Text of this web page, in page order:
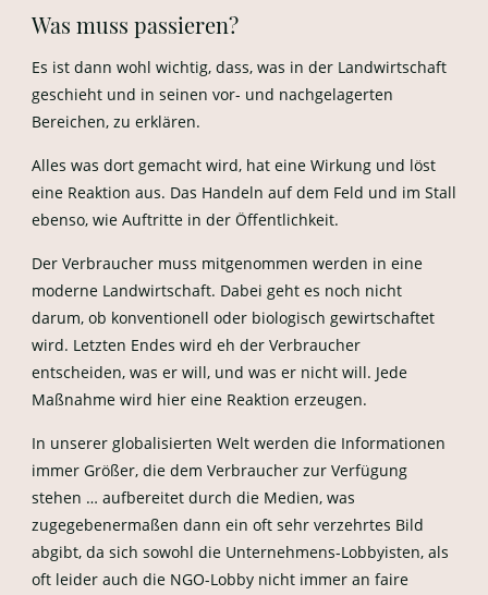
Was muss passieren?
Es ist dann wohl wichtig, dass, was in der Landwirtschaft
geschieht und in seinen vor- und nachgelagerten
Bereichen, zu erklären.
Alles was dort gemacht wird, hat eine Wirkung und löst
eine Reaktion aus. Das Handeln auf dem Feld und im Stall
ebenso, wie Auftritte in der Öffentlichkeit.
Der Verbraucher muss mitgenommen werden in eine
moderne Landwirtschaft. Dabei geht es noch nicht
darum, ob konventionell oder biologisch gewirtschaftet
wird. Letzten Endes wird eh der Verbraucher
entscheiden, was er will, und was er nicht will. Jede
Maßnahme wird hier eine Reaktion erzeugen.
In unserer globalisierten Welt werden die Informationen
immer Größer, die dem Verbraucher zur Verfügung
stehen … aufbereitet durch die Medien, was
zugegebenermaßen dann ein oft sehr verzehrtes Bild
abgibt, da sich sowohl die Unternehmens-Lobbyisten, als
oft leider auch die NGO-Lobby nicht immer an faire